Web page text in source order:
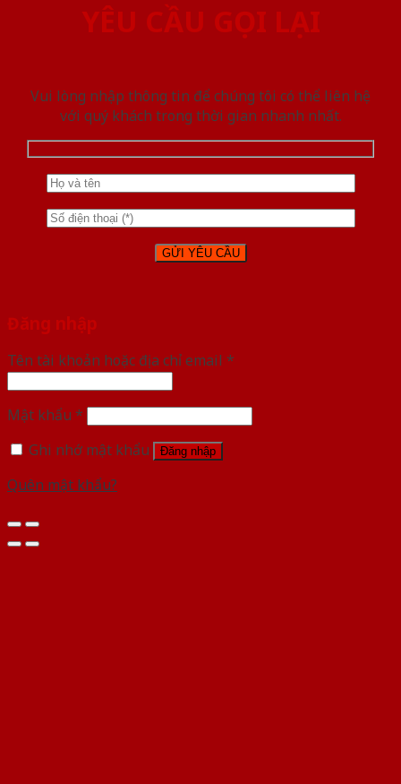
YÊU CẦU GỌI LẠI
Vui lòng nhập thông tin để chúng tôi có thể liên hệ
với quý khách trong thời gian nhanh nhất.
Đăng nhập
Tên tài khoản hoặc địa chỉ email *
Mật khẩu *
Ghi nhớ mật khẩu
Đăng nhập
Quên mật khẩu?